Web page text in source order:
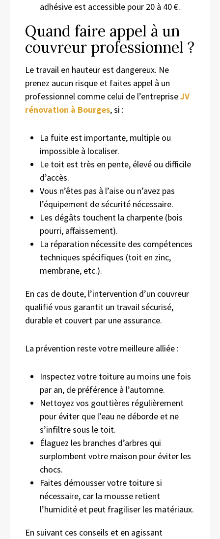
adhésive est accessible pour 20 à 40 €.
Quand faire appel à un
couvreur professionnel ?
Le travail en hauteur est dangereux. Ne
prenez aucun risque et faites appel à un
professionnel comme celui de l’entrepriseJV
rénovation à Bourges, si :
La fuite est importante, multiple ou
impossible à localiser.
Le toit est très en pente, élevé ou difficile
d’accès.
Vous n’êtes pas à l’aise ou n’avez pas
l’équipement de sécurité nécessaire.
Les dégâts touchent la charpente (bois
pourri, affaissement).
La réparation nécessite des compétences
techniques spécifiques (toit en zinc,
membrane, etc.).
En cas de doute, l’intervention d’un couvreur
qualifié vous garantit un travail sécurisé,
durable et couvert par une assurance.
La prévention reste votre meilleure alliée :
Inspectez votre toiture au moins une fois
par an, de préférence à l’automne.
Nettoyez vos gouttières régulièrement
pour éviter que l’eau ne déborde et ne
s’infiltre sous le toit.
Élaguez les branches d’arbres qui
surplombent votre maison pour éviter les
chocs.
Faites démousser votre toiture si
nécessaire, car la mousse retient
l’humidité et peut fragiliser les matériaux.
En suivant ces conseils et en agissant